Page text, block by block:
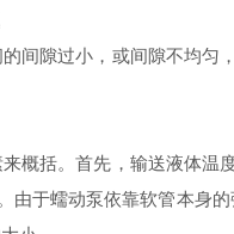
隙过小，或间隙不均匀，
括。首先，输送液体温
由于蠕动泵依靠软管本身